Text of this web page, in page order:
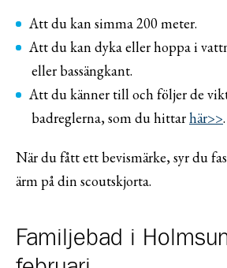
Att du kan simma 200 meter.
Att du kan dyka eller hoppa i
eller bassängkant.
Att du känner till och följer de
badreglerna, som du hittarhär>>.
När du fått ett bevismärke, syr du
ärm på din scoutskjorta.
Familjebad i